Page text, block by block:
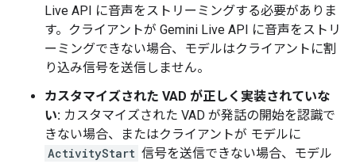
Live API に音声をストリーミングする必要がありま
す。クライアントが Gemini Live API に音声をストリ
ーミングできない場合、モデルはクライアントに割
り込み信号を送信しません。
カスタマイズされた VAD が正しく実装されていな
い: カスタマイズされた VAD が発話の開始を認識で
きない場合、またはクライアントが モデルに
ActivityStart 信号を送信できない場合、モデル